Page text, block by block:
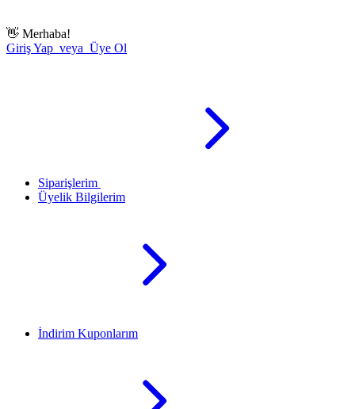
👋 Merhaba!
Giriş Yap veya Üye Ol
Siparişlerim
Üyelik Bilgilerim
İndirim Kuponlarım